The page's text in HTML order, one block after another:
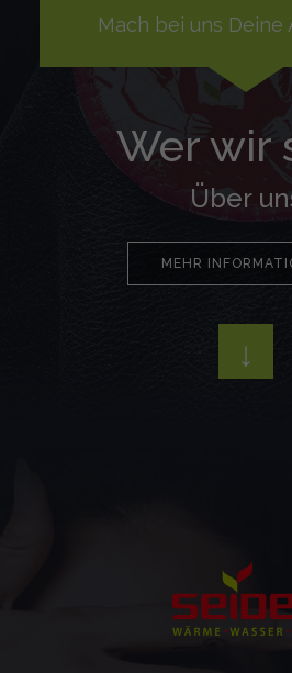
Mach bei uns Deine
Wer wir
Über
MEHR
↓